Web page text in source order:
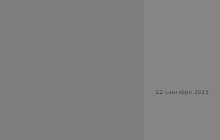
22 сентября 2025